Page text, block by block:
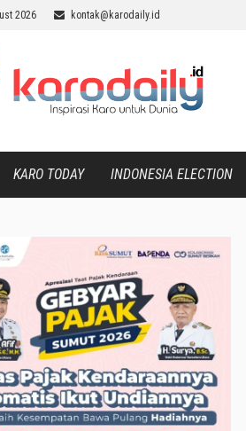
2026 kontak@karodaily.id
KARO TODAY INDONESIA ELECTION